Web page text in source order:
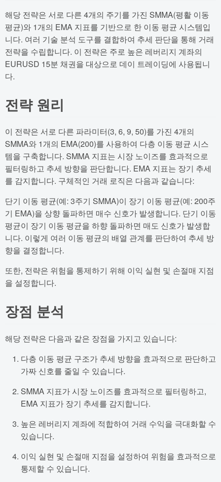
해당 전략은 서로 다른 4개의 주기를 가진 SMMA(평활 이동
평균)와 1개의 EMA 지표를 기반으로 한 이동 평균 시스템입
니다. 여러 기술 분석 도구를 결합하여 추세 판단을 통해 거래
전략을 수립합니다. 이 전략은 주로 높은 레버리지 계좌의
EURUSD 15분 채권을 대상으로 데이 트레이딩에 사용됩니
다.
전략 원리
이 전략은 서로 다른 파라미터(3, 6, 9, 50)를 가진 4개의
SMMA와 1개의 EMA(200)를 사용하여 다층 이동 평균 시스
템을 구축합니다. SMMA 지표는 시장 노이즈를 효과적으로
필터링하고 추세 방향을 판단합니다. EMA 지표는 장기 추세
를 감지합니다. 구체적인 거래 로직은 다음과 같습니다:
단기 이동 평균(예: 3주기 SMMA)이 장기 이동 평균(예: 200주
기 EMA)을 상향 돌파하면 매수 신호가 발생합니다. 단기 이동
평균이 장기 이동 평균을 하향 돌파하면 매도 신호가 발생합
니다. 이렇게 여러 이동 평균의 배열 관계를 판단하여 추세 방
향을 결정합니다.
또한, 전략은 위험을 통제하기 위해 이익 실현 및 손절매 지점
을 설정합니다.
장점 분석
해당 전략은 다음과 같은 장점을 가지고 있습니다:
다층 이동 평균 구조가 추세 방향을 효과적으로 판단하고
가짜 신호를 줄일 수 있습니다.
SMMA 지표가 시장 노이즈를 효과적으로 필터링하고,
EMA 지표가 장기 추세를 감지합니다.
높은 레버리지 계좌에 적합하여 거래 수익을 극대화할 수
있습니다.
이익 실현 및 손절매 지점을 설정하여 위험을 효과적으로
통제할 수 있습니다.